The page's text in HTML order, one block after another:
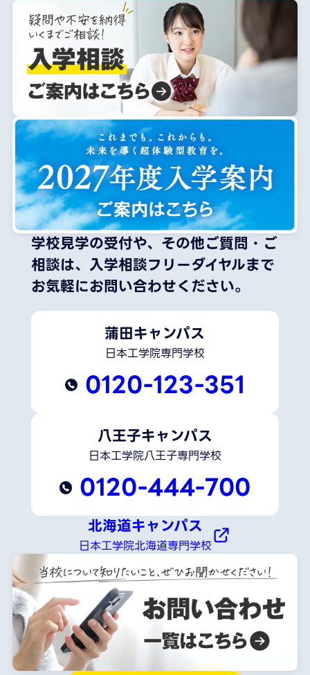
学校見学の受付や、その他ご質問・ご
相談は、 入学相談フリーダイヤルまで
お気軽にお問い合わせください。
蒲田キャンパス
日本工学院専門学校
0120-123-351
八王子キャンパス
日本工学院八王子専門学校
0120-444-700
北海道キャンパス
日本工学院北海道専門学校